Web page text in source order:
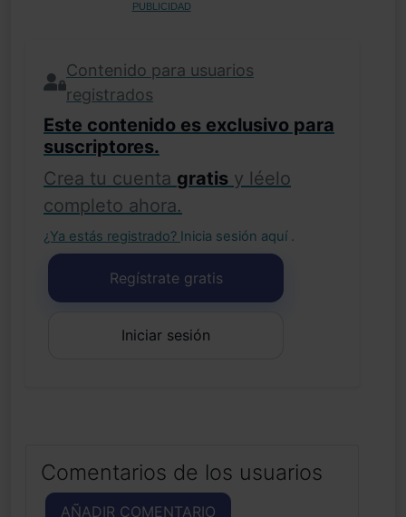
PUBLICIDAD
Contenido para usuarios
registrados
Este contenido es exclusivo para
suscriptores.
Crea tu cuenta gratis y léelo
completo ahora.
¿Ya estás registrado? Inicia sesión aquí .
Regístrate gratis
Iniciar sesión
Comentarios de los usuarios
AÑADIR COMENTARIO